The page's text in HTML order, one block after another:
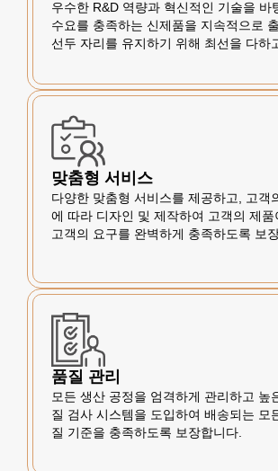
우수한 R&D 역량과 혁신적인 기술을 바
수요를 충족하는 신제품을 지속적으로
선두 자리를 유지하기 위해 최선을 다하
맞춤형 서비스
다양한 맞춤형 서비스를 제공하고, 고객
에 따라 디자인 및 제작하여 고객의 제품
고객의 요구를 완벽하게 충족하도록 보
품질 관리
모든 생산 공정을 엄격하게 관리하고 높
질 검사 시스템을 도입하여 배송되는 모
질 기준을 충족하도록 보장합니다.